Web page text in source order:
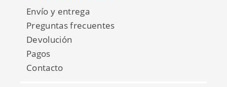
Envío y entrega
Preguntas frecuentes
Devolución
Pagos
Contacto